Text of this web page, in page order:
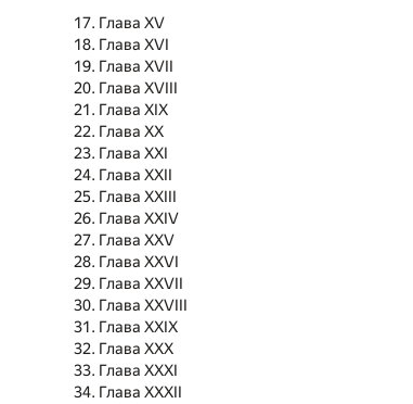
Глава XV
Глава XVI
Глава XVII
Глава XVIII
Глава XIX
Глава XX
Глава XXI
Глава XXII
Глава XXIII
Глава XXIV
Глава XXV
Глава XXVI
Глава XXVII
Глава XXVIII
Глава XXIX
Глава ХХХ
Глава XXXI
Глава XXXII